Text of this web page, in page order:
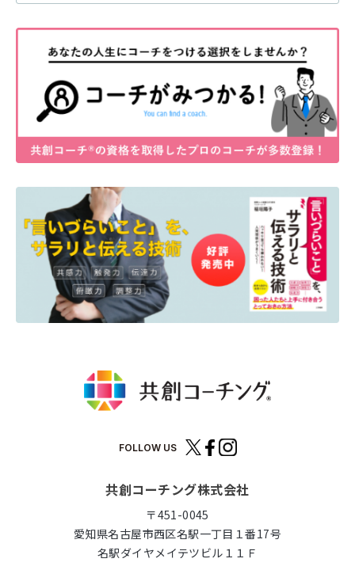
FOLLOW US
共創コーチング株式会社
〒451-0045
愛知県名古屋市西区名駅一丁目１番17号
名駅ダイヤメイテツビル１１Ｆ